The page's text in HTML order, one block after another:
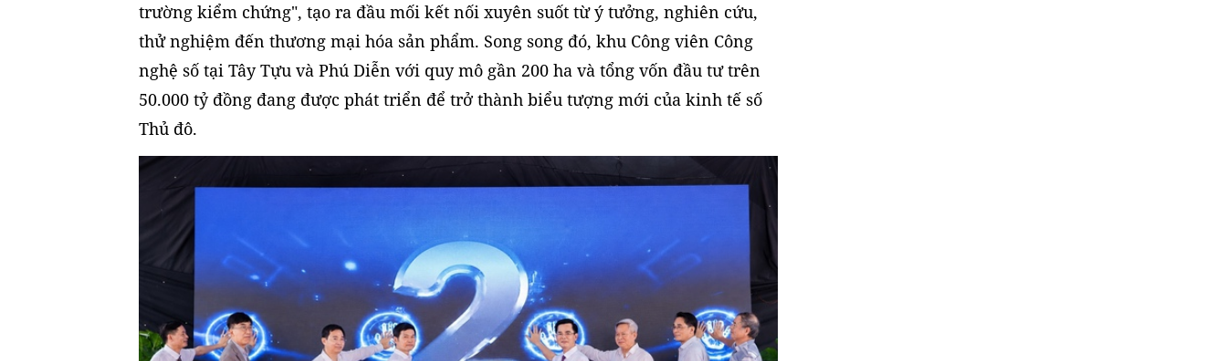
trường kiểm chứng", tạo ra đầu mối kết nối xuyên suốt từ ý tưởng, nghiên cứu,
thử nghiệm đến thương mại hóa sản phẩm. Song song đó, khu Công viên Công
nghệ số tại Tây Tựu và Phú Diễn với quy mô gần 200 ha và tổng vốn đầu tư trên
50.000 tỷ đồng đang được phát triển để trở thành biểu tượng mới của kinh tế số
Thủ đô.